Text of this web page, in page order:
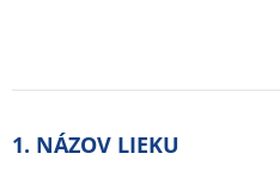
1. NÁZOV LIEKU